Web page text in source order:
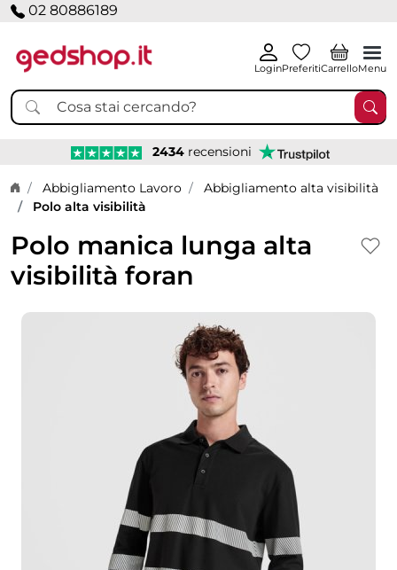
02 80886189
LoginPreferitiCarrelloMenu
2434 recensioni
Home page
Abbigliamento Lavoro
Abbigliamento alta visibilità
Polo alta visibilità
Polo manica lunga alta
visibilità foran